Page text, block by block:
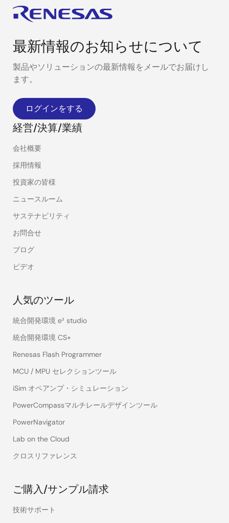
最新情報のお知らせについて
製品やソリューションの最新情報をメールでお届けし
ます。
ログインをする
経営/決算/業績
会社概要
採用情報
投資家の皆様
ニュースルーム
サステナビリティ
お問合せ
ブログ
ビデオ
人気のツール
統合開発環境 e² studio
統合開発環境 CS+
Renesas Flash Programmer
MCU / MPU セレクションツール
iSim オペアンプ・シミュレーション
PowerCompassマルチレールデザインツール
PowerNavigator
Lab on the Cloud
クロスリファレンス
ご購入/サンプル請求
技術サポート